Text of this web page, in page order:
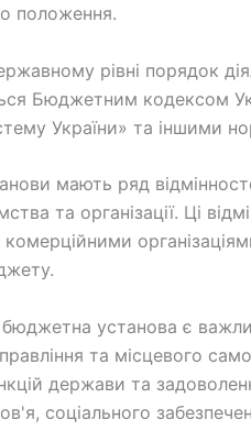
положення.
рівні порядок
Бюджетним кодексом
України» та іншими
мають ряд
та організації. Ці
установа є
та місцевого
держави та
соціального